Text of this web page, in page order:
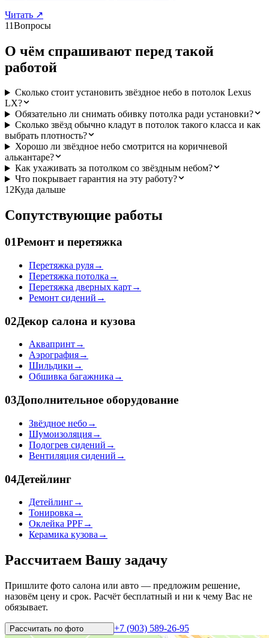
Читать ↗
11Вопросы
О чём спрашивают перед такой
работой
Сколько стоит установить звёздное небо в потолок Lexus
LX?
Обязательно ли снимать обивку потолка ради установки?
Сколько звёзд обычно кладут в потолок такого класса и как
выбрать плотность?
Хорошо ли звёздное небо смотрится на коричневой
алькантаре?
Как ухаживать за потолком со звёздным небом?
Что покрывает гарантия на эту работу?
12Куда дальше
Сопутствующие работы
01Ремонт и перетяжка
Перетяжка руля→
Перетяжка потолка →
Перетяжка дверных карт→
Ремонт сидений →
02Декор салона и кузова
Аквапринт→
Аэрография→
Шильдики →
Обшивка багажника→
03Дополнительное оборудование
Звёздное небо→
Шумоизоляция→
Подогрев сидений →
Вентиляция сидений →
04Детейлинг
Детейлинг→
Тонировка →
Оклейка PPF→
Керамика кузова →
Рассчитаем Вашу задачу
Пришлите фото салона или авто — предложим решение,
назовём цену и срок. Расчёт бесплатный и ни к чему Вас не
обязывает.
Рассчитать по фото +7 (903) 589-26-95